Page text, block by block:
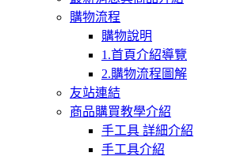
購物流程
購物說明
1.首頁介紹導覽
2.購物流程圖解
友站連結
商品購買教學介紹
手工具 詳細介紹
手工具介紹